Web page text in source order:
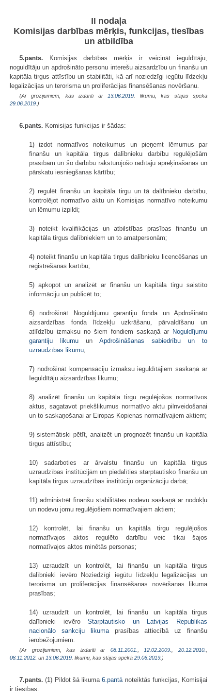
II nodaļa
Komisijas darbības mērķis, funkcijas, tiesības
un atbildība
5.pants. Komisijas darbības mērķis ir veicināt ieguldītāju,
noguldītāju un apdrošināto personu interešu aizsardzību un finanšu un
kapitāla tirgus attīstību un stabilitāti, kā arī noziedzīgi iegūtu līdzekļu
legalizācijas un terorisma un proliferācijas finansēšanas novēršanu.
(Ar grozījumiem, kas izdarīti ar13.06.2019. likumu, kas stājas spēkā
29.06.2019.)
6.pants. Komisijas funkcijas ir šādas:
1) izdot normatīvos noteikumus un pieņemt lēmumus par
finanšu un kapitāla tirgus dalībnieku darbību regulējošām
prasībām un šo darbību raksturojošo rādītāju aprēķināšanas un
pārskatu iesniegšanas kārtību;
2) regulēt finanšu un kapitāla tirgu un tā dalībnieku darbību,
kontrolējot normatīvo aktu un Komisijas normatīvo noteikumu
un lēmumu izpildi;
3) noteikt kvalifikācijas un atbilstības prasības finanšu un
kapitāla tirgus dalībniekiem un to amatpersonām;
4) noteikt finanšu un kapitāla tirgus dalībnieku licencēšanas un
reģistrēšanas kārtību;
5) apkopot un analizēt ar finanšu un kapitāla tirgu saistīto
informāciju un publicēt to;
6) nodrošināt Noguldījumu garantiju fonda un Apdrošināto
aizsardzības fonda līdzekļu uzkrāšanu, pārvaldīšanu un
atlīdzību izmaksu no šiem fondiem saskaņā ar Noguldījumu
garantiju likumu un Apdrošināšanas sabiedrību un to
uzraudzības likumu;
7) nodrošināt kompensāciju izmaksu ieguldītājiem saskaņā ar
Ieguldītāju aizsardzības likumu;
8) analizēt finanšu un kapitāla tirgu regulējošos normatīvos
aktus, sagatavot priekšlikumus normatīvo aktu pilnveidošanai
un to saskaņošanai ar Eiropas Kopienas normatīvajiem aktiem;
9) sistemātiski pētīt, analizēt un prognozēt finanšu un kapitāla
tirgus attīstību;
10) sadarboties ar ārvalstu finanšu un kapitāla tirgus
uzraudzības institūcijām un piedalīties starptautisko finanšu un
kapitāla tirgus uzraudzības institūciju organizāciju darbā;
11) administrēt finanšu stabilitātes nodevu saskaņā ar nodokļu
un nodevu jomu regulējošiem normatīvajiem aktiem;
12) kontrolēt, lai finanšu un kapitāla tirgu regulējošos
normatīvajos aktos regulēto darbību veic tikai šajos
normatīvajos aktos minētās personas;
13) uzraudzīt un kontrolēt, lai finanšu un kapitāla tirgus
dalībnieki ievēro Noziedzīgi iegūtu līdzekļu legalizācijas un
terorisma un proliferācijas finansēšanas novēršanas likuma
prasības;
14) uzraudzīt un kontrolēt, lai finanšu un kapitāla tirgus
dalībnieki ievēroStarptautisko un Latvijas Republikas
nacionālo sankciju likumaprasības attiecībā uz finanšu
ierobežojumiem.
(Ar grozījumiem, kas izdarīti ar 08.11.2001.,12.02.2009.,20.12.2010.,
08.11.2012. un 13.06.2019. likumu, kas stājas spēkā 29.06.2019.)
7.pants. (1) Pildot šā likuma6.pantānoteiktās funkcijas, Komisijai
ir tiesības: